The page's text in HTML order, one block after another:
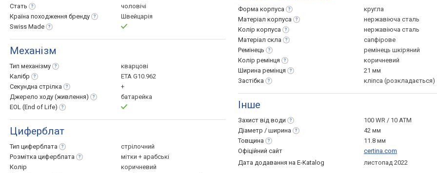
Стать
чоловічі
Країна походження бренду
Швейцарія
Swiss Made
Механізм
Тип механізму
кварцові
Калібр
ETA G10.962
Секундна стрілка
+
Джерело ходу (живлення)
батарейка
EOL (End of Life)
Циферблат
Тип циферблата
стрілочний
Розмітка циферблата
мітки + арабські
Колір
коричневий
Форма корпуса
кругла
Матеріал корпуса
нержавіюча сталь
Колір корпуса
нержавіюча сталь
Матеріал скла
сапфірове
Ремінець
ремінець шкіряний
Колір ремінця
коричневий
Ширина ремінця
21 мм
Застібка
кліпса (розкладається)
Інше
Захист від води
100 WR / 10 ATM
Діаметр / ширина
42 мм
Товщина
11.8 мм
Офіційний сайт
certina.com
Дата додавання на E-Katalog
листопад 2022